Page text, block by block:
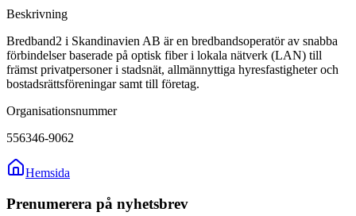
Beskrivning
Bredband2 i Skandinavien AB är en bredbandsoperatör av snabba
förbindelser baserade på optisk fiber i lokala nätverk (LAN) till
främst privatpersoner i stadsnät, allmännyttiga hyresfastigheter och
bostadsrättsföreningar samt till företag.
Organisationsnummer
556346-9062
Hemsida
Prenumerera på nyhetsbrev